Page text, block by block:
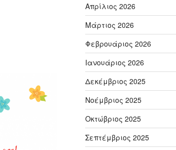
Απρίλιος 2026
Μάρτιος 2026
Φεβρουάριος 2026
Ιανουάριος 2026
Δεκέμβριος 2025
Νοέμβριος 2025
Οκτώβριος 2025
Σεπτέμβριος 2025